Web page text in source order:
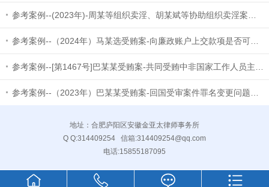
地址：合肥庐阳区安徽金亚太律师事务所
Q Q:314409254 信箱:314409254@qq.com
电话:15855187095